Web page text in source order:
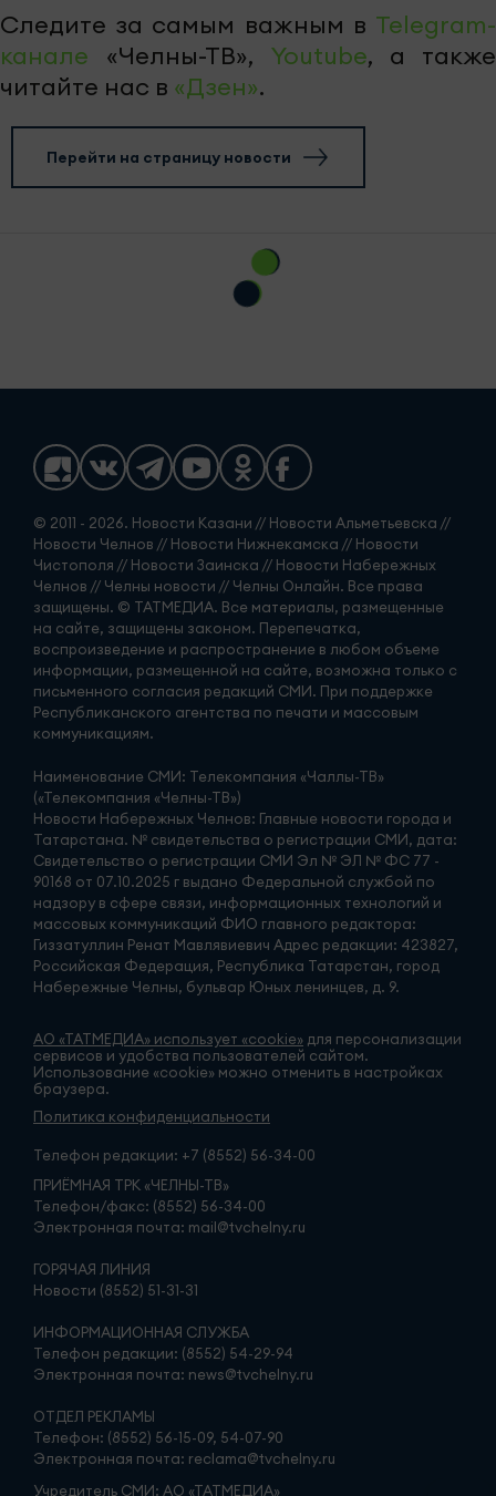
Следите за самым важным в Telegram-
канале «Челны-ТВ», Youtube, а также
читайте нас в «Дзен».
Перейти на страницу новости
© 2011 - 2026. Новости Казани // Новости Альметьевска //
Новости Челнов // Новости Нижнекамска // Новости
Чистополя // Новости Заинска // Новости Набережных
Челнов // Челны новости // Челны Онлайн. Все права
защищены. © ТАТМЕДИА. Все материалы, размещенные
на сайте, защищены законом. Перепечатка,
воспроизведение и распространение в любом объеме
информации, размещенной на сайте, возможна только с
письменного согласия редакций СМИ. При поддержке
Республиканского агентства по печати и массовым
коммуникациям.
Наименование СМИ: Телекомпания «Чаллы-ТВ»
(«Телекомпания «Челны-ТВ»)
Новости Набережных Челнов: Главные новости города и
Татарстана. № свидетельства о регистрации СМИ, дата:
Свидетельство о регистрации СМИ Эл № ЭЛ № ФС 77 -
90168 от 07.10.2025 г выдано Федеральной службой по
надзору в сфере связи, информационных технологий и
массовых коммуникаций ФИО главного редактора:
Гиззатуллин Ренат Мавлявиевич Адрес редакции: 423827,
Российская Федерация, Республика Татарстан, город
Набережные Челны, бульвар Юных ленинцев, д. 9.
АО «ТАТМЕДИА» использует «cookie» для персонализации
сервисов и удобства пользователей сайтом.
Использование «cookie» можно отменить в настройках
браузера.
Политика конфиденциальности
Телефон редакции: +7 (8552) 56-34-00
ПРИЁМНАЯ ТРК «ЧЕЛНЫ-ТВ»
Телефон/факс: (8552) 56-34-00
Электронная почта: mail@tvchelny.ru
ГОРЯЧАЯ ЛИНИЯ
Новости (8552) 51-31-31
ИНФОРМАЦИОННАЯ СЛУЖБА
Телефон редакции: (8552) 54-29-94
Электронная почта: news@tvchelny.ru
ОТДЕЛ РЕКЛАМЫ
Телефон: (8552) 56-15-09, 54-07-90
Электронная почта: reclama@tvchelny.ru
Учредитель СМИ: АО «ТАТМЕДИА»